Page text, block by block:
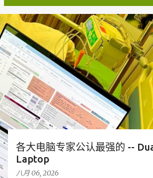
博
文
各大电脑专家公认最强的 --
Laptop
八月 06, 2026